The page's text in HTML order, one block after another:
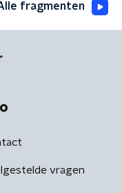
fragmenten
vragen